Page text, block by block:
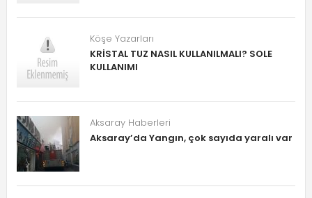
Köşe Yazarları
KRİSTAL TUZ NASIL KULLANILMALI? SOLE
KULLANIMI
Aksaray Haberleri
Aksaray’da Yangın, çok sayıda yaralı var